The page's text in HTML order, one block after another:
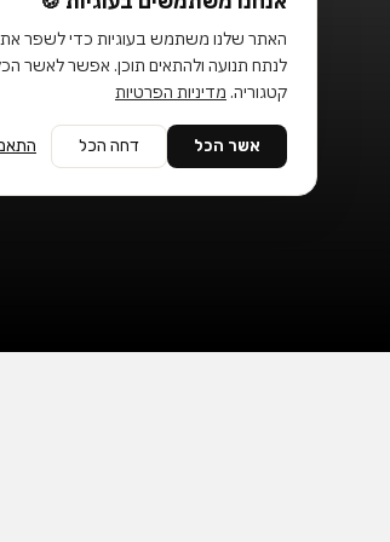
g
a
o
k
האתר שלנו משתמש בעוגיות כדי לשפר את
לנתח תנועה ולהתאים תוכן. אפשר לאשר
קטגוריה. מדיניות הפרטיות
אשר הכל דחה הכל